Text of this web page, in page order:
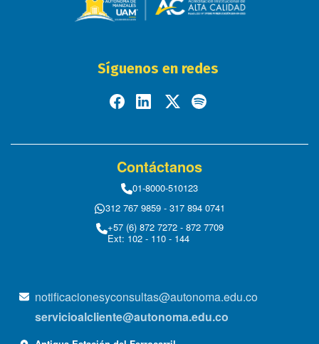
Síguenos en redes
Contáctanos
01-8000-510123
312 767 9859 - 317 894 0741
+57 (6) 872 7272 - 872 7709
Ext: 102 - 110 - 144
notificacionesyconsultas@autonoma.edu.co
servicioalcliente@autonoma.edu.co